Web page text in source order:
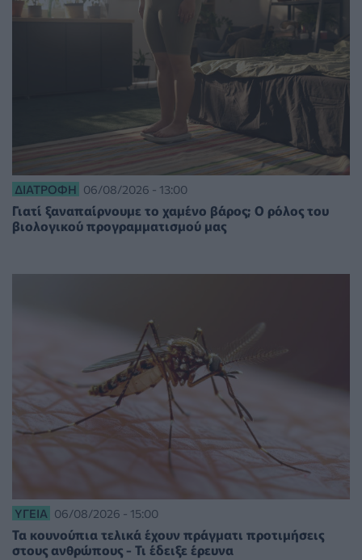
ΔΙΑΤΡΟΦΉ 06/08/2026 - 13:00
Γιατί ξαναπαίρνουμε το χαμένο βάρος; Ο ρόλος του
βιολογικού προγραμματισμού μας
ΥΓΕΊΑ 06/08/2026 - 15:00
Τα κουνούπια τελικά έχουν πράγματι προτιμήσεις
στους ανθρώπους - Τι έδειξε έρευνα